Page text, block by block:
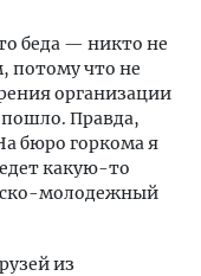
беда — никто не
потому что не
организации
пошло. Правда,
бюро горкома я
какую-то
молодежный
из